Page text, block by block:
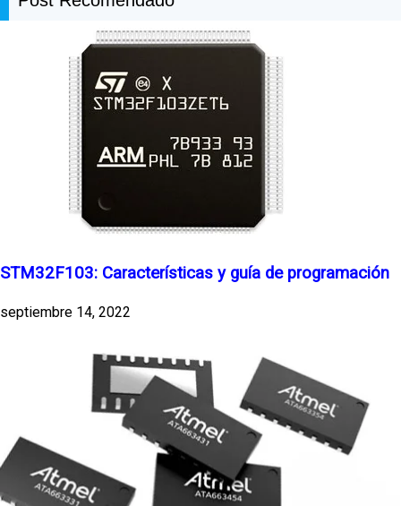
STM32F103: Características y guía de programación
septiembre 14, 2022